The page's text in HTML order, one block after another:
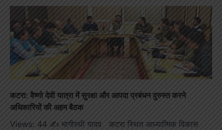
कटरा: वैष्णो देवी यात्रा में सुरक्षा और आपदा प्रबंधन दुरुस्त करने
अधिकारियों की अहम बैठक
Views: 44 ✍️ भागीरथी यादव कटरा स्थित आध्यात्मिक विकास